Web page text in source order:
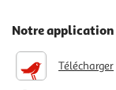
Notre application
Télécharger